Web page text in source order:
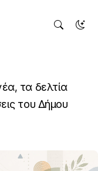
τα δελτία
του Δήμου